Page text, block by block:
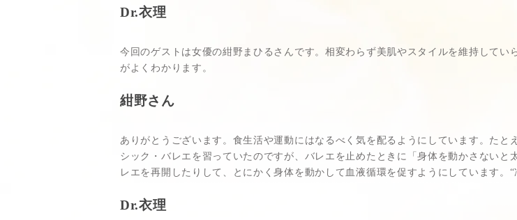
Dr.衣理
今回のゲストは女優の紺野まひるさんです。相変わらず美肌やスタイルを維持して
がよくわかります。
紺野さん
ありがとうございます。食生活や運動にはなるべく気を配るようにしています。た
シック・バレエを習っていたのですが、バレエを止めたときに「身体を動かさない
レエを再開したりして、とにかく身体を動かして血液循環を促すようにしています。“
Dr.衣理